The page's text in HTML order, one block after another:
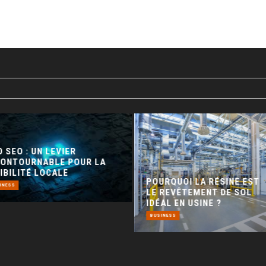
SEO : UN LEVIER
POUR LA
LOCALE
POURQUOI LA RÉSINE EST
LE REVÊTEMENT DE SOL
IDÉAL EN USINE ?
BUSINESS